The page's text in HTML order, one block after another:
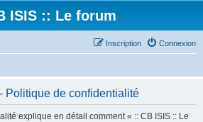
ISIS :: Le forum
Connexion
Inscription
Politique de confidentialité
explique en détail comment « :: CB ISIS :: Le